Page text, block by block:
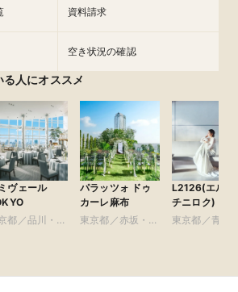
資料請求
空き状況の確認
人にオススメ
ヴェール
都／品川・目
パラッツォ ドゥ
カーレ麻布
東京都／赤坂・六
L2126(エルニ
チニロク)
東京都／青山